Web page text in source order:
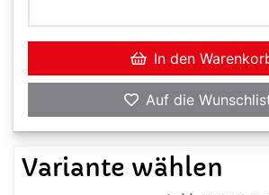
In den
Auf die
Variante wählen